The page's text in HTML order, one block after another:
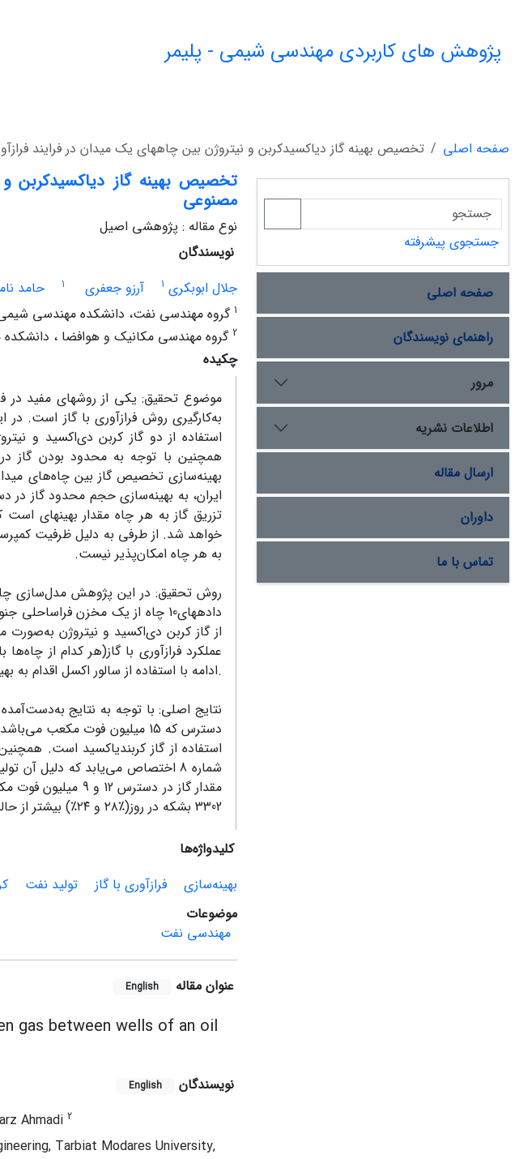
پژوهش های کاربردی مهندسی شیمی - پلیمر
صفحه اصلی تخصیص بهینه گاز دیاکسیدکربن و نیتروژن بین چاههای یک میدان در فرایند
تخصیص بهینه گاز دیاکسیدکربن
مصنوعی
نوع مقاله : پژوهشی اصیل
نویسندگان
جلال ابوبکری 1 آرزو جعفری 1 حامد
1 گروه مهندسی نفت، دانشکده مهندسی
2 گروه مهندسی مکانیک و هوافضا ، دانشکده
چکیده
موضوع تحقیق:یکی از روش­های مفید در
به‌کارگیری روش فرازآوری با گاز است.
استفاده از دو گاز کربن دی‌اکسید و
همچنین با توجه به محدود بودن گاز
بهینه‌سازی تخصیص گاز بین چاه‌های
ایران، به بهینه‌سازی حجم محدود گاز
تزریق گاز به هر چاه مقدار بهینه­ای
خواهد شد. از طرفی به دلیل ظرفیت
به هر چاه امکان‌پذیر نیست.
روش تحقیق: در این پژوهش مدلسازی
داده­های10 چاه از یک مخزن
از گاز کربن دی‌اکسید و نیتروژن
عملکرد فراز­آوری با گاز(
ادامه با استفاده از سالور اکسل اقدام به بهینه‌سازی حجم محدود گاز با استفاده از دو گاز مختلف می‌شود.
نتایج اصلی:با توجه به نتایج به‌دست
دسترس که 15 میلیون فوت مکعب می
استفاده از گاز کربن­دی­اکسید است.
شماره 8 اختصاص می‌یابد که دلیل
3302 بشکه در روز
(۲۸٪ و ۲۴٪) بیشتر از
کلیدواژه‌ها
بهینه‌سازی
فرازآوری با گاز تولید نفت
موضوعات
مهندسی نفت
عنوان مقاله English
gas between wells of an oil
نویسندگان English
Ahmadi 2
Tarbiat Modares University,
جستجوی پیشرفته
صفحه اصلی
راهنمای نویسندگان
مرور
اطلاعات نشریه
ارسال مقاله
داوران
تماس با ما